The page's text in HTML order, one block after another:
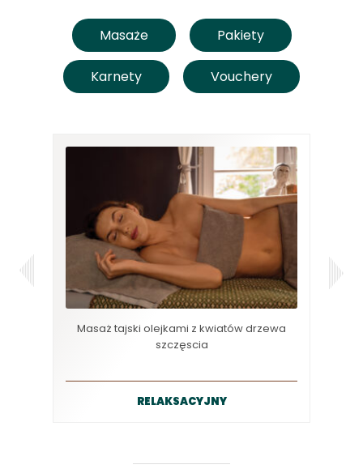
Masaże Pakiety
Karnety Vouchery
Masaż tajski olejkami z kwiatów drzewa
szczęscia
RELAKSACYJNY